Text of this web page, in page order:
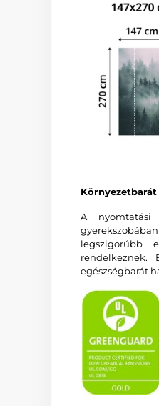
Környezetbarát
A nyomtatási
legszigorúbb
rendelkeznek.
egészségbarát